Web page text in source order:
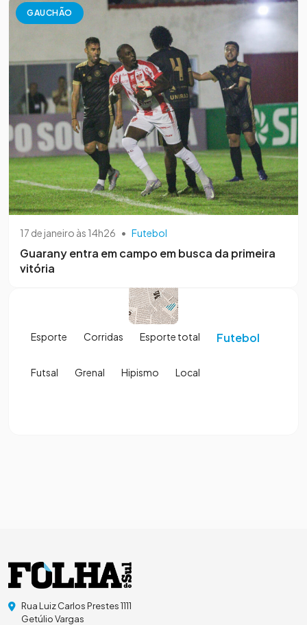
GAUCHÃO
17 de janeiro às 14h26 • Futebol
Guarany entra em campo em busca da primeira
vitória
Esporte Corridas Esporte total Futebol
Futsal Grenal Hipismo Local
Rua Luiz Carlos Prestes 1111
Getúlio Vargas